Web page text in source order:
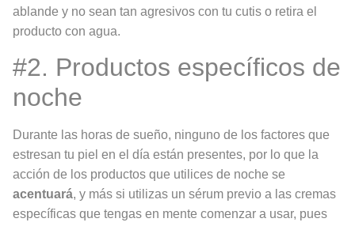
ablande y no sean tan agresivos con tu cutis o retira el
producto con agua.
#2. Productos específicos de
noche
Durante las horas de sueño, ninguno de los factores que
estresan tu piel en el día están presentes, por lo que la
acción de los productos que utilices de noche se
acentuará, y más si utilizas un sérum previo a las cremas
específicas que tengas en mente comenzar a usar, pues